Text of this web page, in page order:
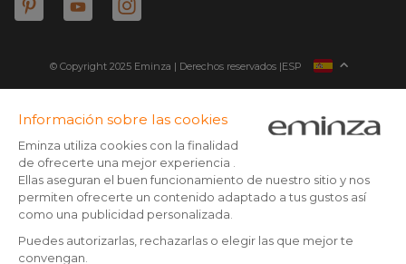
© Copyright 2025 Eminza | Derechos reservados |
FRANCIA
ALEMANIA
SUIZA
DANMARK
ESP
* Tienes 30 días (a patir de la recepción o recogida de tu
paquete) para devolver los productos y ser reembolsado.
Excepto los paquetes voluminosos
** Todos los pedidos realizados antes de las 14:00 h son enviados
el mismo día